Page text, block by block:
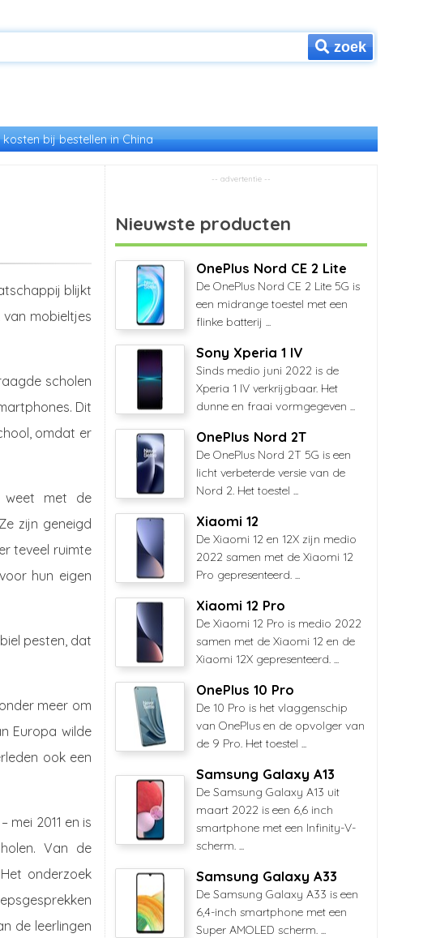
zoek
bij bestellen in China
blijkt
mobieltjes
scholen
Dit
omdat er
weet met de
zijn geneigd
teveel ruimte
hun eigen
pesten, dat
meer om
Europa wilde
ook een
2011 en is
Van de
onderzoek
de leerlingen
Nieuwste producten
OnePlus Nord CE 2 Lite
De OnePlus Nord CE 2 Lite 5G is
een midrange toestel met een
flinke batterij ...
Sony Xperia 1 IV
Sinds medio juni 2022 is de
Xperia 1 IV verkrijgbaar. Het
dunne en fraai vormgegeven ...
OnePlus Nord 2T
De OnePlus Nord 2T 5G is een
licht verbeterde versie van de
Nord 2. Het toestel ...
Xiaomi 12
De Xiaomi 12 en 12X zijn medio
2022 samen met de Xiaomi 12
Pro gepresenteerd. ...
Xiaomi 12 Pro
De Xiaomi 12 Pro is medio 2022
samen met de Xiaomi 12 en de
Xiaomi 12X gepresenteerd. ...
OnePlus 10 Pro
De 10 Pro is het vlaggenschip
van OnePlus en de opvolger van
de 9 Pro. Het toestel ...
Samsung Galaxy A13
De Samsung Galaxy A13 uit
maart 2022 is een 6,6 inch
smartphone met een Infinity-V-
scherm. ...
Samsung Galaxy A33
De Samsung Galaxy A33 is een
6,4-inch smartphone met een
Super AMOLED scherm. ...